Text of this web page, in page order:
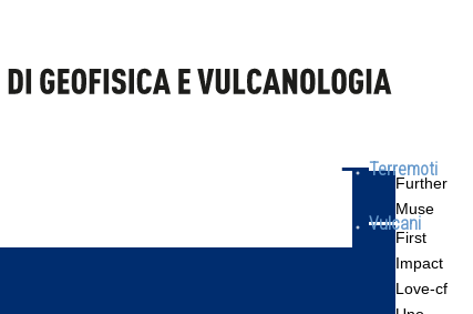
Terremoti
Further
Muse
Vulcani
First
Impact
Love-cf